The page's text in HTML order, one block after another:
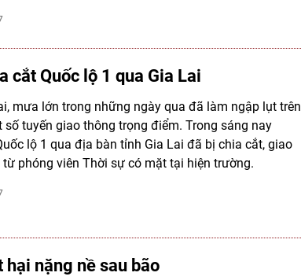
cắt Quốc lộ 1 qua Gia Lai
mưa lớn trong những ngày qua đã làm ngập lụt trên
số tuyến giao thông trọng điểm. Trong sáng nay
lộ 1 qua địa bàn tỉnh Gia Lai đã bị chia cắt, giao
phóng viên Thời sự có mặt tại hiện trường.
nặng nề sau bão